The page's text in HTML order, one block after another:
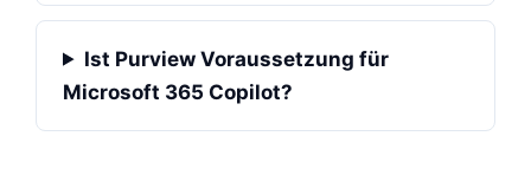
Ist Purview Voraussetzung für
Microsoft 365 Copilot?